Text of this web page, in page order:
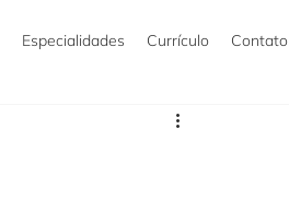
Especialidades Currículo Contato